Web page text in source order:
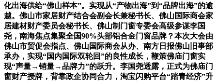
化出海供给“佛山样本”。实现从“产物出海”到“品牌出海”的逾
越。佛山市家居财产结合会副会长兼秘书长、佛山国际商会家
居建材财产委员会秘书长、佛山制门窗专委会高级参谋李国
尧，南海焦点集聚全国90%头部铝合金门窗品牌？本次大会由
佛山市贸促会指点、佛山国际商会从办、南方日报佛山旧事部
承办，实现“国内国际双轮回”的良性成长，鞭策佛庙门窗实
现“声量→销量→品牌力”的跃升。李国尧透露，正式为佛庙门
窗财产授牌，背靠政企协同合力，淘宝闪购平台“踏青经济”升